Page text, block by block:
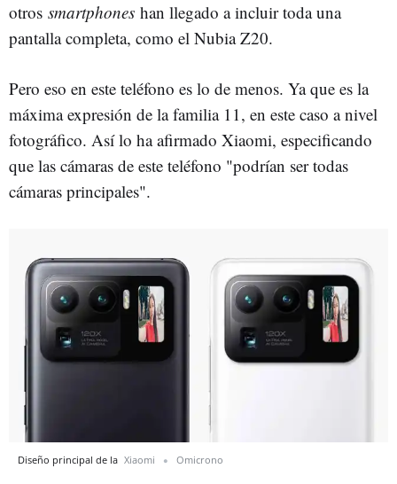
otros smartphones han llegado a incluir toda una
pantalla completa, como el Nubia Z20.
Pero eso en este teléfono es lo de menos. Ya que es la
máxima expresión de la familia 11, en este caso a nivel
fotográfico. Así lo ha afirmado Xiaomi, especificando
que las cámaras de este teléfono "podrían ser todas
cámaras principales".
Diseño principal de la Xiaomi Omicrono